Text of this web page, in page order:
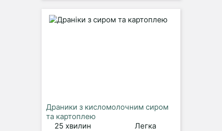
Драники з кисломолочним сиром
та картоплею
25 хвилин
Легка